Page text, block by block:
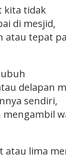
kita tidak
di mesjid,
atau tepat
delapan
sendiri,
atau lima